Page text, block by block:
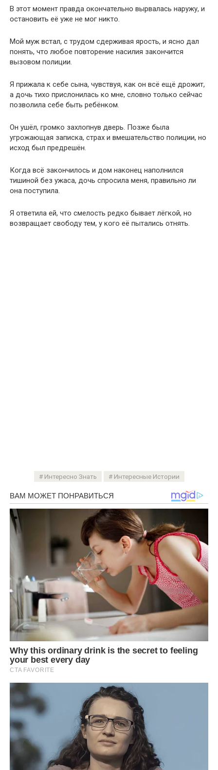
В этот момент правда окончательно вырвалась наружу, и
остановить её уже не мог никто.
Мой муж встал, с трудом сдерживая ярость, и ясно дал
понять, что любое повторение насилия закончится
вызовом полиции.
Я прижала к себе сына, чувствуя, как он всё ещё дрожит,
а дочь тихо прислонилась ко мне, словно только сейчас
позволила себе быть ребёнком.
Он ушёл, громко захлопнув дверь. Позже была
угрожающая записка, страх и вмешательство полиции, но
исход был предрешён.
Когда всё закончилось и дом наконец наполнился
тишиной без ужаса, дочь спросила меня, правильно ли
она поступила.
Я ответила ей, что смелость редко бывает лёгкой, но
возвращает свободу тем, у кого её пытались отнять.
Интересно Знать Интересные Истории